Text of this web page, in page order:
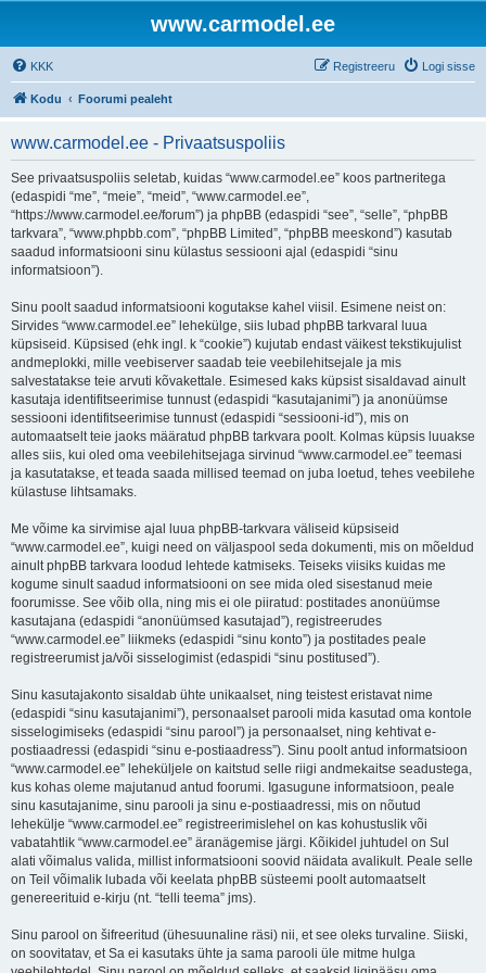
www.carmodel.ee
KKK Logi sisse
Registreeru
Kodu Foorumi pealeht
www.carmodel.ee - Privaatsuspoliis
See privaatsuspoliis seletab, kuidas “www.carmodel.ee” koos partneritega
(edaspidi “me”, “meie”, “meid”, “www.carmodel.ee”,
“https://www.carmodel.ee/forum”) ja phpBB (edaspidi “see”, “selle”, “phpBB
tarkvara”, “www.phpbb.com”, “phpBB Limited”, “phpBB meeskond”) kasutab
saadud informatsiooni sinu külastus sessiooni ajal (edaspidi “sinu
informatsioon”).
Sinu poolt saadud informatsiooni kogutakse kahel viisil. Esimene neist on:
Sirvides “www.carmodel.ee” lehekülge, siis lubad phpBB tarkvaral luua
küpsiseid. Küpsised (ehk ingl. k “cookie”) kujutab endast väikest tekstikujulist
andmeplokki, mille veebiserver saadab teie veebilehitsejale ja mis
salvestatakse teie arvuti kõvakettale. Esimesed kaks küpsist sisaldavad ainult
kasutaja identifitseerimise tunnust (edaspidi “kasutajanimi”) ja anonüümse
sessiooni identifitseerimise tunnust (edaspidi “sessiooni-id”), mis on
automaatselt teie jaoks määratud phpBB tarkvara poolt. Kolmas küpsis luuakse
alles siis, kui oled oma veebilehitsejaga sirvinud “www.carmodel.ee” teemasi
ja kasutatakse, et teada saada millised teemad on juba loetud, tehes veebilehe
külastuse lihtsamaks.
Me võime ka sirvimise ajal luua phpBB-tarkvara väliseid küpsiseid
“www.carmodel.ee”, kuigi need on väljaspool seda dokumenti, mis on mõeldud
ainult phpBB tarkvara loodud lehtede katmiseks. Teiseks viisiks kuidas me
kogume sinult saadud informatsiooni on see mida oled sisestanud meie
foorumisse. See võib olla, ning mis ei ole piiratud: postitades anonüümse
kasutajana (edaspidi “anonüümsed kasutajad”), registreerudes
“www.carmodel.ee” liikmeks (edaspidi “sinu konto”) ja postitades peale
registreerumist ja/või sisselogimist (edaspidi “sinu postitused”).
Sinu kasutajakonto sisaldab ühte unikaalset, ning teistest eristavat nime
(edaspidi “sinu kasutajanimi”), personaalset parooli mida kasutad oma kontole
sisselogimiseks (edaspidi “sinu parool”) ja personaalset, ning kehtivat e-
postiaadressi (edaspidi “sinu e-postiaadress”). Sinu poolt antud informatsioon
“www.carmodel.ee” leheküljele on kaitstud selle riigi andmekaitse seadustega,
kus kohas oleme majutanud antud foorumi. Igasugune informatsioon, peale
sinu kasutajanime, sinu parooli ja sinu e-postiaadressi, mis on nõutud
lehekülje “www.carmodel.ee” registreerimislehel on kas kohustuslik või
vabatahtlik “www.carmodel.ee” äranägemise järgi. Kõikidel juhtudel on Sul
alati võimalus valida, millist informatsiooni soovid näidata avalikult. Peale selle
on Teil võimalik lubada või keelata phpBB süsteemi poolt automaatselt
genereerituid e-kirju (nt. “telli teema” jms).
Sinu parool on šifreeritud (ühesuunaline räsi) nii, et see oleks turvaline. Siiski,
on soovitatav, et Sa ei kasutaks ühte ja sama parooli üle mitme hulga